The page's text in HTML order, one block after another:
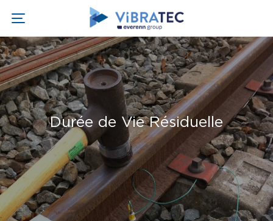
Durée de Vie Résiduelle